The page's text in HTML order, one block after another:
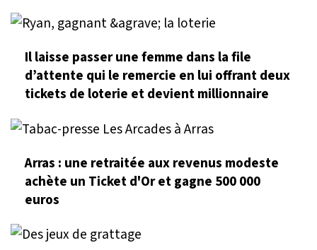
Il laisse passer une femme dans la file
d’attente qui le remercie en lui offrant deux
tickets de loterie et devient millionnaire
Arras : une retraitée aux revenus modeste
achète un Ticket d'Or et gagne 500 000
euros